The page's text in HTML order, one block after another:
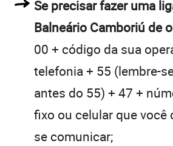
Se precisar fazer uma
Balneário Camboriú de
00 + código da sua
telefonia + 55 (lembre-
antes do 55) + 47 +
fixo ou celular que você
se comunicar;